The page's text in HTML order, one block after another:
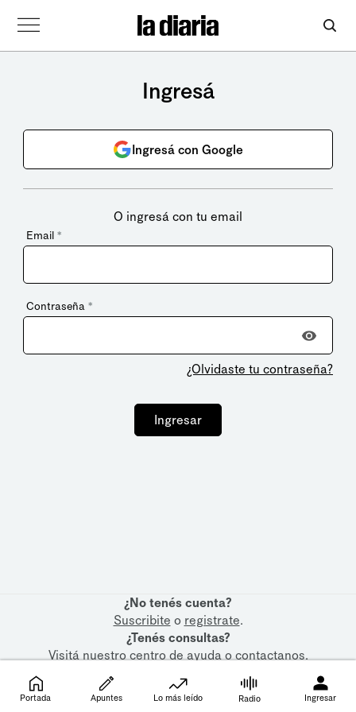
Ingresá
Ingresá con Google
O ingresá con tu email
Email *
Contraseña *
¿Olvidaste tu contraseña?
Ingresar
¿No tenés cuenta?
Suscribite o registrate.
¿Tenés consultas?
Visitá nuestrocentro de ayudaocontactanos.
Portada Apuntes Lo más leído Radio Ingresar